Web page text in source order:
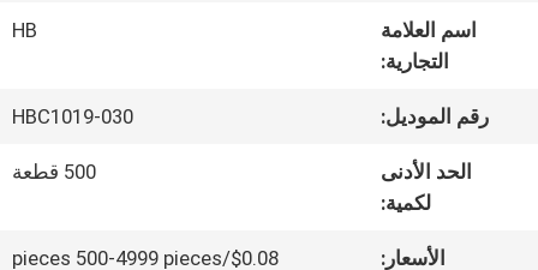
جولة
اسم العلامة
التجارية:
HB
رقم الموديل: HBC1019-030
الحد الأدنى
لكمية:
500 قطعة
الأسعار: $0.08/pieces 500-4999 pieces